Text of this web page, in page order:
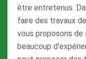
être entretenus.
faire des travaux
vous proposons
beaucoup